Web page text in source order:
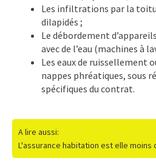
Les infiltrations par la
dilapidés ;
Le débordement
avec de l’eau (machines à
Les eaux de ruissellement
nappes phréatiques, sous
spécifiques du contrat.
A lire aussi:
L'assurance habitation est elle moins